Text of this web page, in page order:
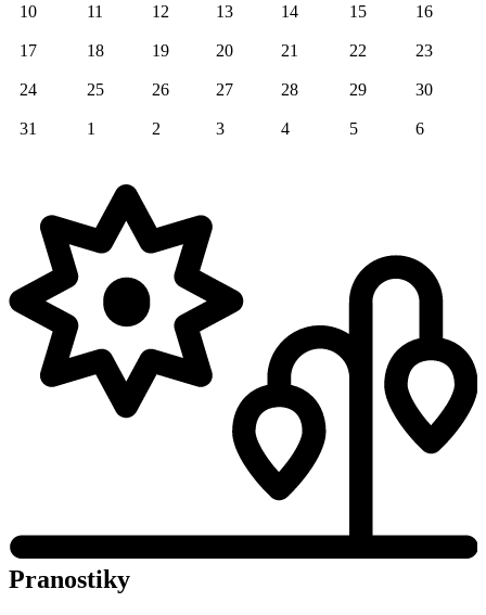
10 11 12 13 14 15 16
17 18 19 20 21 22 23
24 25 26 27 28 29 30
31 1 2 3 4 5 6
Pranostiky